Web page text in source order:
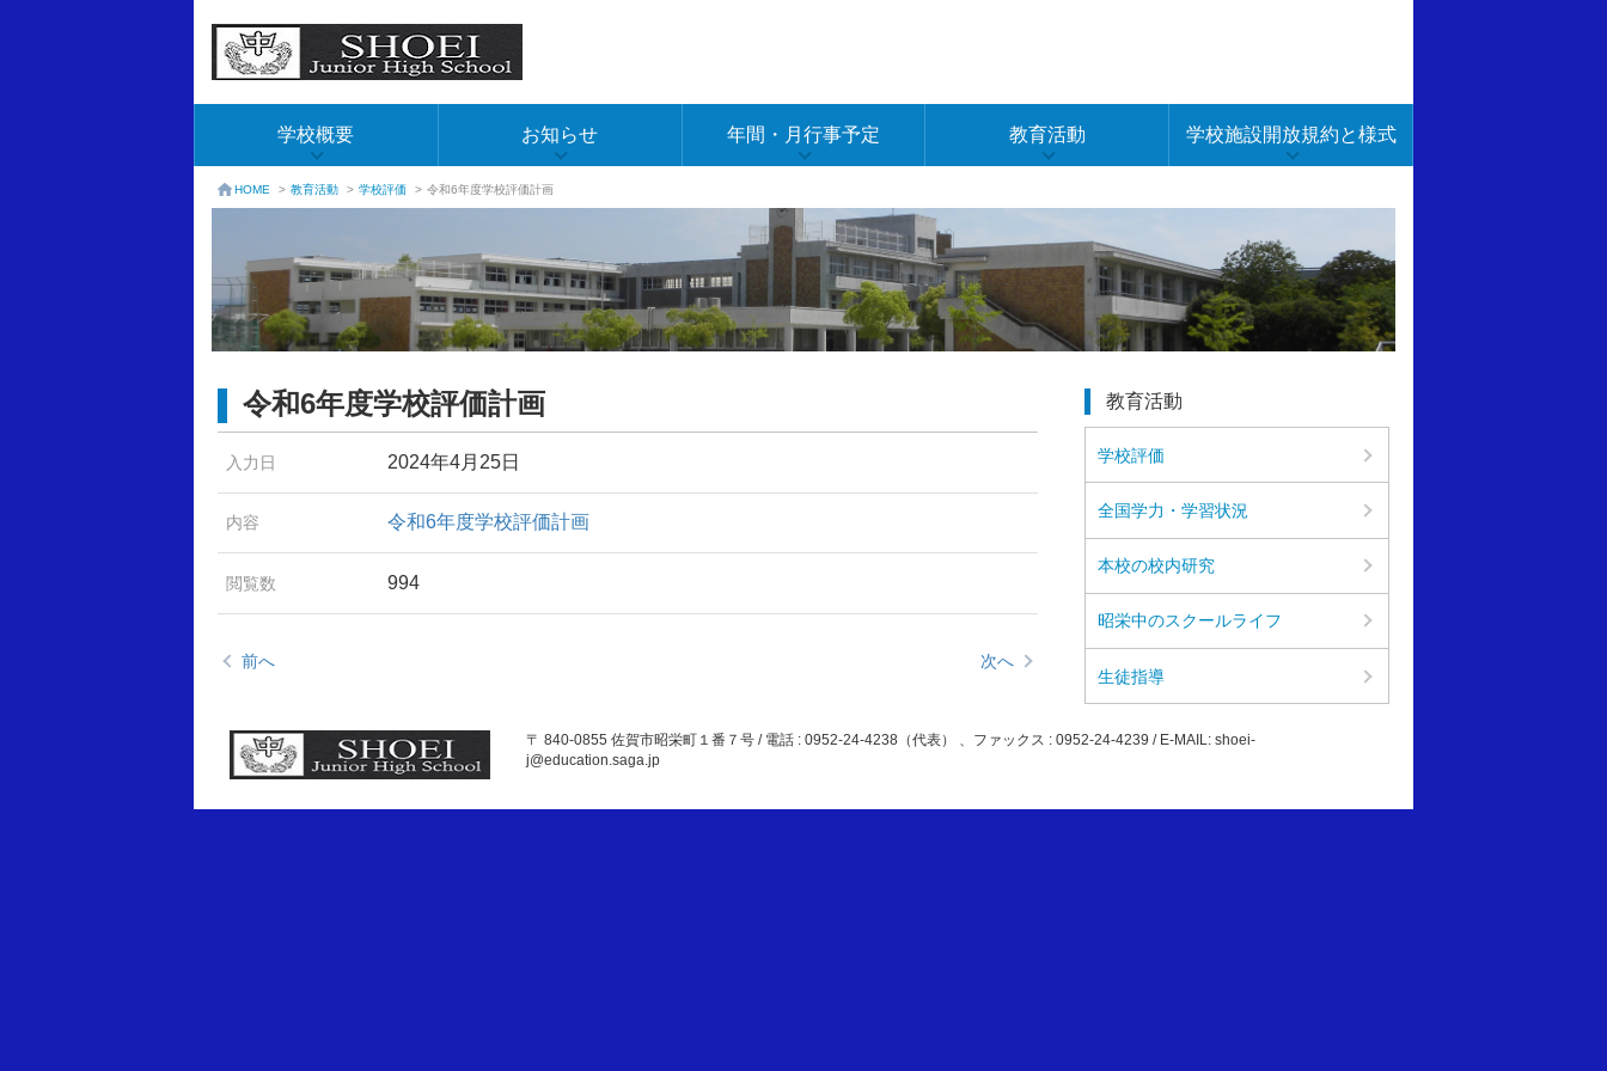
学校概要 お知らせ 年間・月行事予定 教育活動 学校施設開放規約と様式
HOME > 教育活動 > 学校評価 > 令和6年度学校評価計画
令和6年度学校評価計画
入力日 2024年4月25日
内容 令和6年度学校評価計画
閲覧数 994
前へ 次へ
教育活動
学校評価
全国学力・学習状況
本校の校内研究
昭栄中のスクールライフ
生徒指導
〒 840-0855 佐賀市昭栄町１番７号 / 電話 : 0952-24-4238（代表） 、ファックス : 0952-24-4239 / E-MAIL: shoei-
j@education.saga.jp